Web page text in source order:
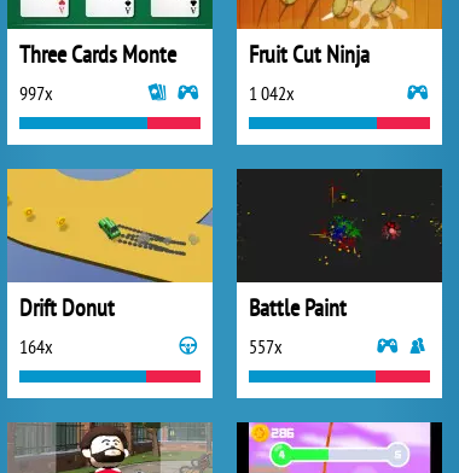
Three Cards Monte
997x
Fruit Cut Ninja
1 042x
Drift Donut
164x
Battle Paint
557x